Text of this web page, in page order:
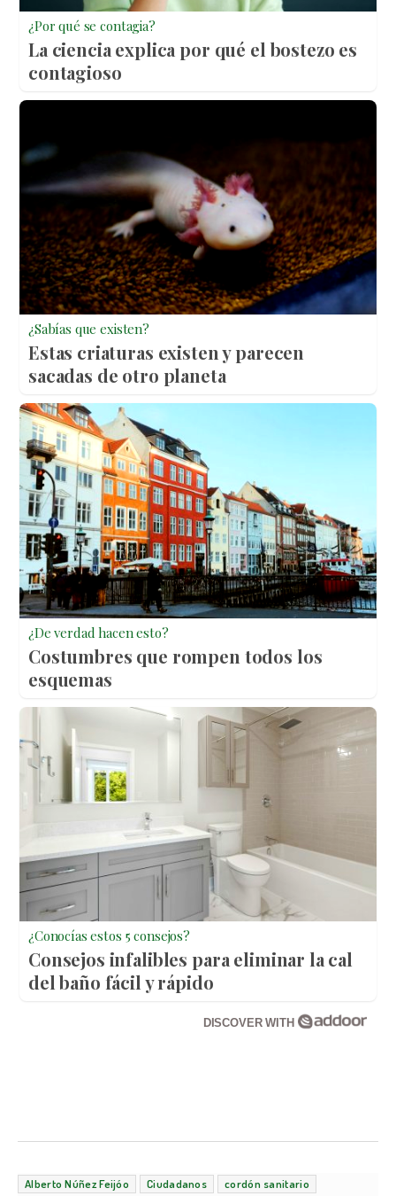
¿Por qué se contagia?
La ciencia explica por qué el bostezo es
contagioso
¿Sabías que existen?
Estas criaturas existen y parecen
sacadas de otro planeta
¿De verdad hacen esto?
Costumbres que rompen todos los
esquemas
¿Conocías estos 5 consejos?
Consejos infalibles para eliminar la cal
del baño fácil y rápido
DISCOVER WITH
Alberto Núñez Feijóo Ciudadanos
cordón sanitario